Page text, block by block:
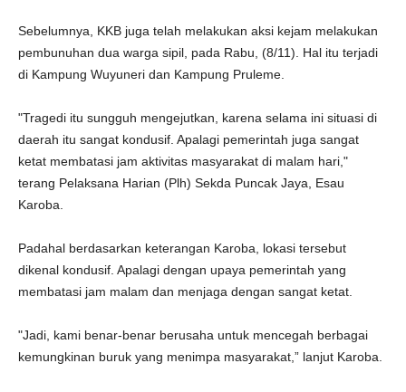
Sebelumnya, KKB juga telah melakukan aksi kejam melakukan
pembunuhan dua warga sipil, pada Rabu, (8/11). Hal itu terjadi
di Kampung Wuyuneri dan Kampung Pruleme.
"Tragedi itu sungguh mengejutkan, karena selama ini situasi di
daerah itu sangat kondusif. Apalagi pemerintah juga sangat
ketat membatasi jam aktivitas masyarakat di malam hari,"
terang Pelaksana Harian (Plh) Sekda Puncak Jaya, Esau
Karoba.
Padahal berdasarkan keterangan Karoba, lokasi tersebut
dikenal kondusif. Apalagi dengan upaya pemerintah yang
membatasi jam malam dan menjaga dengan sangat ketat.
"Jadi, kami benar-benar berusaha untuk mencegah berbagai
kemungkinan buruk yang menimpa masyarakat,” lanjut Karoba.